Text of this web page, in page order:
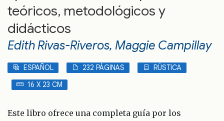
teóricos, metodológicos y
didácticos
Edith Rivas-Riveros, Maggie Campillay
ESPAÑOL 232 PÁGINAS
RÚSTICA
16 X 23 CM
Este libro ofrece una completa guía por los